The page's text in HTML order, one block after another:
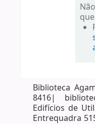
Biblioteca
8416|
Edifícios de
Entrequadra